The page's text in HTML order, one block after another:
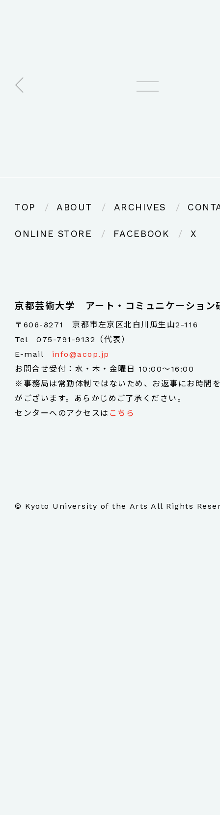
TOP ABOUT ARCHIVES
ONLINE STORE FACEBOOK X
京都芸術大学 アート・コミュニケーション
〒606-8271 京都市左京区北白川瓜生山2-116
Tel075-791-9132（代表）
E-mail info@acop.jp
お問合せ受付：水・木・金曜日 10:00～16:00
※事務局は常勤体制ではないため、お返事にお時間
がございます。あらかじめご了承ください。
センターへのアクセスは こちら
© Kyoto University of the Arts All Rights